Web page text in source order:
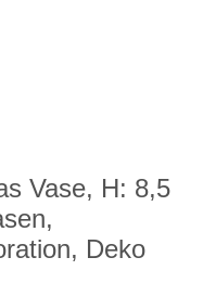
Vase, H: 8,5
Deko